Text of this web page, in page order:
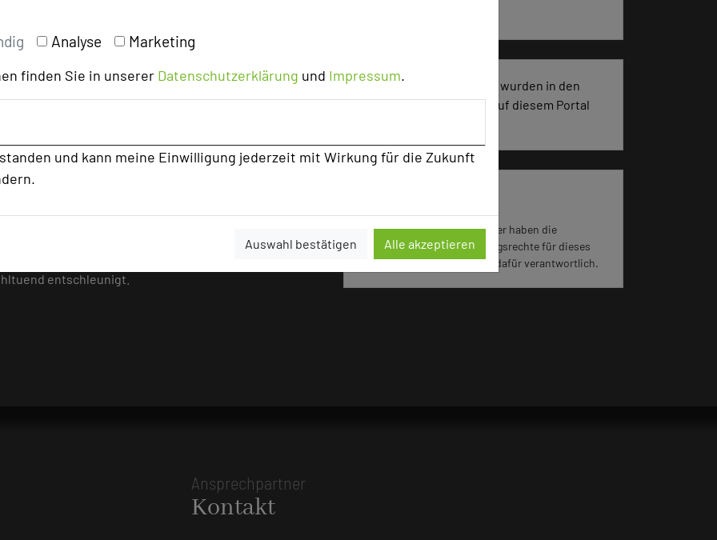
Analyse Marketing
finden Sie in unserer Datenschutzerklärung und Impressum.
und kann meine Einwilligung jederzeit mit Wirkung für die Zukunft
Auswahl bestätigen Alle akzeptieren
Fachautors
inspirierender Alleinlage und vielseitigem
erfolgreiche Veranstaltungen. Professionell
entschleunigt.
568 Seiten dieses Hotels wurden in den
vergangenen 30 Tagen auf diesem Portal
Für die Verwendung der Bilder haben die
jeweiligen Hotels die Nutzungsrechte für dieses
Portal eingeräumt und sind dafür verantwortlich.
Ansprechpartner
Kontakt